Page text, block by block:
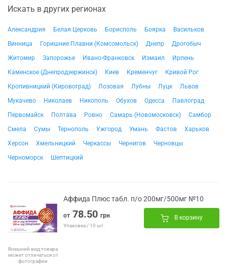
Искать в других регионах
Александрия Белая Церковь Борисполь Боярка
Васильков
Винница
Горишние Плавни (Комсомольск) Днепр
Дрогобыч
Житомир
Запорожье Ивано-Франковск Измаил
Ирпень
Каменское (Днепродзержинск)
Киев Кременчуг
Кривой Рог
Кропивницкий (Кировоград)
Лозовая Лубны Луцк
Львов
Мукачево
Николаев Никополь Обухов Одесса
Павлоград
Первомайск
Полтава Ровно Самарь (Новомосковск)
Самбор
Смела
Сумы Тернополь Ужгород Умань Фастов
Харьков
Херсон
Хмельницкий Черкассы Чернигов
Черновцы
Черноморск
Шептицкий
Внешний вид товара
может отличаться от
фотографии
Аффида Плюс табл. п/о 200мг/500мг №10
от 78.50 грн
Упаковка / 10 шт.
В корзину